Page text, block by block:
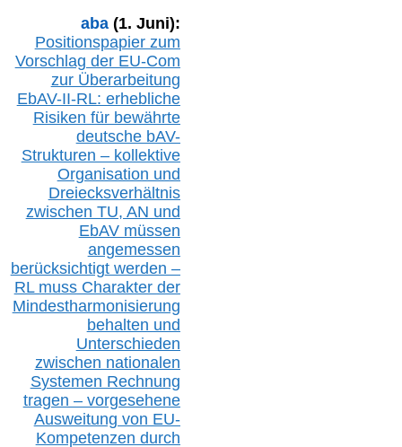
aba(1. Juni):
Positionspapier zum
Vorschlag der EU-Com
zur Überarbeitung
EbAV-II-RL: erhebliche
Risiken für bewährte
deutsche bAV-
Strukturen – kollektive
Organisation und
Dreiecksverhältnis
zwischen TU, AN und
EbAV müssen
angemessen
berücksichtigt werden –
RL mussCharakter der
Mindestharmonisierung
behalten und
Unterschieden
zwischen nationalen
Systemen Rechnung
tragen – vorgesehene
Ausweitung von EU-
Kompetenzen durch